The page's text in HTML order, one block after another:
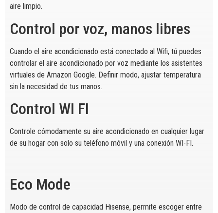
aire limpio.
Control por voz, manos libres
Cuando el aire acondicionado está conectado al Wifi, tú puedes
controlar el aire acondicionado por voz mediante los asistentes
virtuales de Amazon Google. Definir modo, ajustar temperatura
sin la necesidad de tus manos.
Control WI FI
Controle cómodamente su aire acondicionado en cualquier lugar
de su hogar con solo su teléfono móvil y una conexión WI-FI.
Eco Mode
Modo de control de capacidad Hisense, permite escoger entre